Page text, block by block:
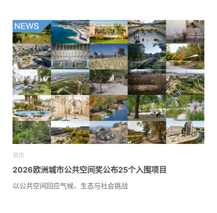
资讯
2026欧洲城市公共空间奖公布25个入围项目
以公共空间回应气候、生态与社会挑战